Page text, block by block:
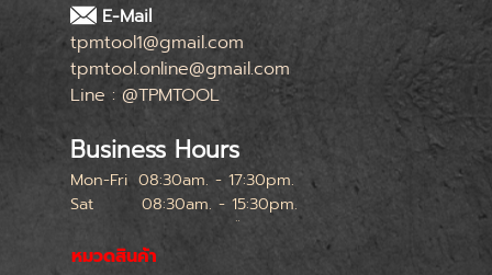
E-Mail
tpmtool1@gmail.com
tpmtool.online@gmail.com
Line : @TPMTOOL
Business Hours
Mon-Fri 08:30am. - 17:30pm.
Sat
08:30am. - 15:30pm.
หยุดทุกเสาร์สุดท้ายของเดือน
หมวดสินค้า